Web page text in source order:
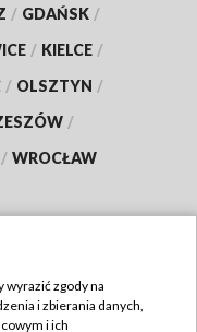
/ GDAŃSK /
/ KIELCE /
/ OLSZTYN /
/
/ WROCŁAW
wyrazić zgody na
i zbierania danych,
i ich